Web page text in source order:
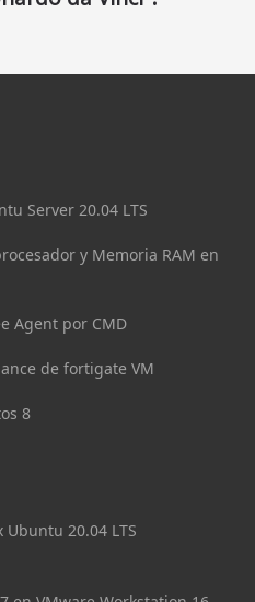
Server 20.04 LTS
y Memoria RAM en
Agent por CMD
de fortigate VM
8
20.04 LTS